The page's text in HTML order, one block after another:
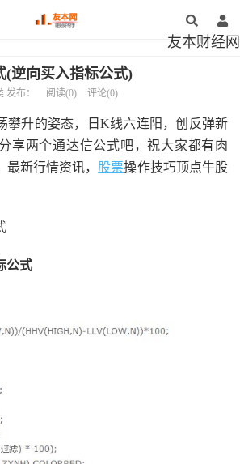
友本财经网
(逆向买入指标公式)
发布： 阅读(0) 评论(0)
攀升的姿态，日K线六连阳，创反弹新
享两个通达信公式吧，祝大家都有肉
新行情资讯， 股票操作技巧顶点牛股
公式